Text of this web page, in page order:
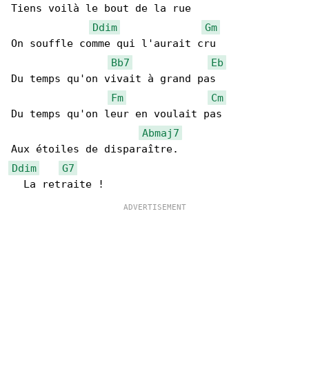
Tiens voilà le bout de la rue
Ddim
Gm
On souffle comme qui l'aurait cru
Bb7
Eb
Du temps qu'on vivait à grand pas
Fm
Cm
Du temps qu'on leur en voulait pas
Abmaj7
Ddim
G7